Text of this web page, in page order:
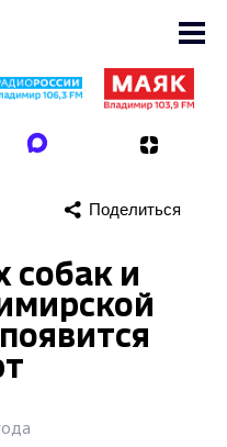
Поделиться
собак и